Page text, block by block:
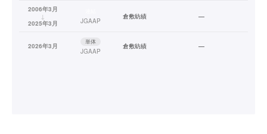
2006年3月
↓
2025年3月
JGAAP
倉敷紡績 —
2026年3月
単体
JGAAP
倉敷紡績 —